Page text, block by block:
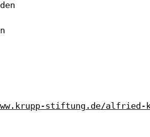
stiftung.de/alfried-